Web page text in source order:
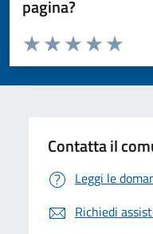
pagina?
Valuta da 1 a 5 stelle la pagina
Valuta
Valuta 4
Valuta 3 stelle
Valuta 2 stelle su 5
Valuta 1 stelle su 5
Contatta il
Leggi le
Richiedi